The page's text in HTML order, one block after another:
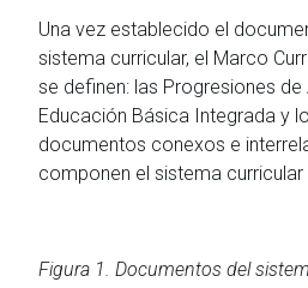
Una vez establecido el
sistema curricular, el Marco
se definen: las Progresiones de
Educación Básica Integrada y
documentos conexos e
componen el sistema curricular
Figura 1. Documentos del